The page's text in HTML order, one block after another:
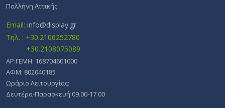
Παλλήνη Αττικής
Email: info@display.gr
Τηλ. : +30.2106252780
+30.2108075089
ΑΡ.ΓΕΜΗ: 168704601000
ΑΦΜ: 802040185
Ωράριο Λειτουργίας:
Δευτέρα-Παρασκευή 09.00-17.00